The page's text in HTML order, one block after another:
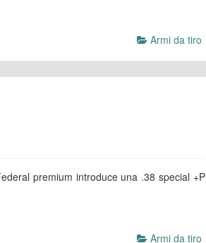
Armi da tiro
premium introduce una .38 special +P
Armi da tiro